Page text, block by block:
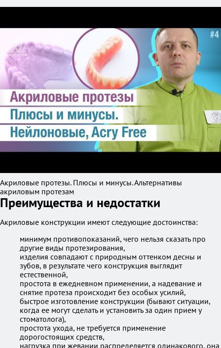
Акриловые протезы. Плюсы и минусы. Альтернативы
акриловым протезам
Преимущества и недостатки
Акриловые конструкции имеют следующие достоинства:
минимум противопоказаний, чего нельзя сказать про
другие виды протезирования,
изделия совпадают с природным оттенком десны и
зубов, в результате чего конструкция выглядит
естественной,
простота в ежедневном применении, а надевание и
снятие протеза происходит без особых усилий,
быстрое изготовление конструкции (бывают ситуации,
когда ее могут сделать и установить за один прием у
стоматолога),
простота ухода, не требуется применение
дорогостоящих средств,
нагрузка при жевании распределяется одинакового, она